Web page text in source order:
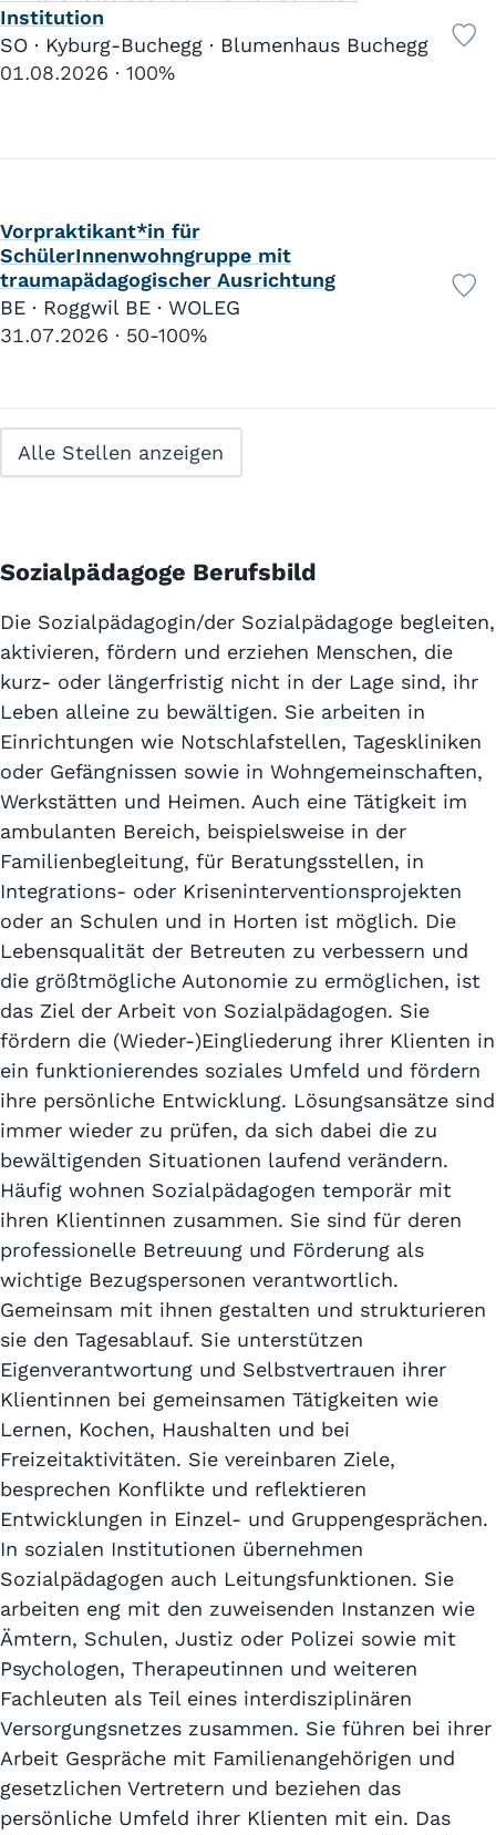
Institution
SO · Kyburg-Buchegg · Blumenhaus Buchegg
01.08.2026
100%
Vorpraktikant*in für
SchülerInnenwohngruppe mit
traumapädagogischer Ausrichtung
BE · Roggwil BE · WOLEG
31.07.2026
50-100%
Alle Stellen anzeigen
Sozialpädagoge Berufsbild
Die Sozialpädagogin/der Sozialpädagoge begleiten,
aktivieren, fördern und erziehen Menschen, die
kurz- oder längerfristig nicht in der Lage sind, ihr
Leben alleine zu bewältigen. Sie arbeiten in
Einrichtungen wie Notschlafstellen, Tageskliniken
oder Gefängnissen sowie in Wohngemeinschaften,
Werkstätten und Heimen. Auch eine Tätigkeit im
ambulanten Bereich, beispielsweise in der
Familienbegleitung, für Beratungsstellen, in
Integrations- oder Kriseninterventionsprojekten
oder an Schulen und in Horten ist möglich. Die
Lebensqualität der Betreuten zu verbessern und
die größtmögliche Autonomie zu ermöglichen, ist
das Ziel der Arbeit von Sozialpädagogen. Sie
fördern die (Wieder-)Eingliederung ihrer Klienten in
ein funktionierendes soziales Umfeld und fördern
ihre persönliche Entwicklung. Lösungsansätze sind
immer wieder zu prüfen, da sich dabei die zu
bewältigenden Situationen laufend verändern.
Häufig wohnen Sozialpädagogen temporär mit
ihren Klientinnen zusammen. Sie sind für deren
professionelle Betreuung und Förderung als
wichtige Bezugspersonen verantwortlich.
Gemeinsam mit ihnen gestalten und strukturieren
sie den Tagesablauf. Sie unterstützen
Eigenverantwortung und Selbstvertrauen ihrer
Klientinnen bei gemeinsamen Tätigkeiten wie
Lernen, Kochen, Haushalten und bei
Freizeitaktivitäten. Sie vereinbaren Ziele,
besprechen Konflikte und reflektieren
Entwicklungen in Einzel- und Gruppengesprächen.
In sozialen Institutionen übernehmen
Sozialpädagogen auch Leitungsfunktionen. Sie
arbeiten eng mit den zuweisenden Instanzen wie
Ämtern, Schulen, Justiz oder Polizei sowie mit
Psychologen, Therapeutinnen und weiteren
Fachleuten als Teil eines interdisziplinären
Versorgungsnetzes zusammen. Sie führen bei ihrer
Arbeit Gespräche mit Familienangehörigen und
gesetzlichen Vertretern und beziehen das
persönliche Umfeld ihrer Klienten mit ein. Das